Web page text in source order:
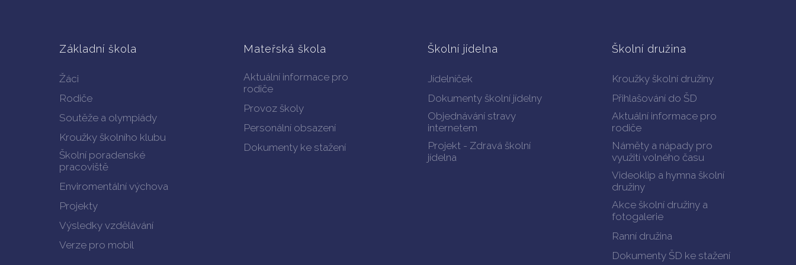
Základní škola
Žáci
Rodiče
Soutěže a olympiády
Kroužky školního klubu
Školní poradenské
pracoviště
Enviromentální výchova
Projekty
Výsledky vzdělávání
Verze pro mobil
Mateřská škola
Aktuální informace pro
rodiče
Provoz školy
Personální obsazení
Dokumenty ke stažení
Školní jídelna
Jídelníček
Dokumenty školní jídelny
Objednávání stravy
internetem
Projekt - Zdravá školní
jídelna
Školní družina
Kroužky školní družiny
Přihlašování do ŠD
Aktuální informace pro
rodiče
Náměty a nápady pro
využití volného času
Videoklip a hymna školní
družiny
Akce školní družiny a
fotogalerie
Ranní družina
Dokumenty ŠD ke stažení